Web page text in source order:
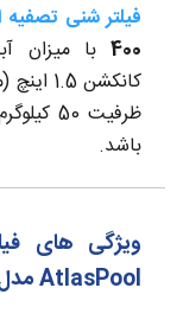
فیلتر شنی
400
باشد.
ویژگی های
AtlasPool مدل PT-400